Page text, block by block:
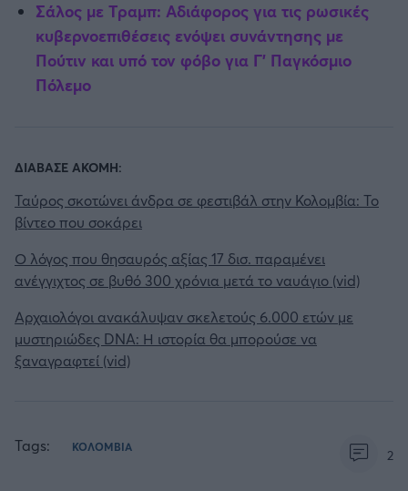
Σάλος με Τραμπ: Αδιάφορος για τις ρωσικές
κυβερνοεπιθέσεις ενόψει συνάντησης με
Πούτιν και υπό τον φόβο για Γ' Παγκόσμιο
Πόλεμο
ΔΙΑΒΑΣΕ ΑΚΟΜΗ:
Ταύρος σκοτώνει άνδρα σε φεστιβάλ στην Κολομβία: Το
βίντεο που σοκάρει
Ο λόγος που θησαυρός αξίας 17 δισ. παραμένει
ανέγγιχτος σε βυθό 300 χρόνια μετά το ναυάγιο (vid)
Αρχαιολόγοι ανακάλυψαν σκελετούς 6.000 ετών με
μυστηριώδες DNA: Η ιστορία θα μπορούσε να
ξαναγραφτεί (vid)
Tags: ΚΟΛΟΜΒΙΑ 2